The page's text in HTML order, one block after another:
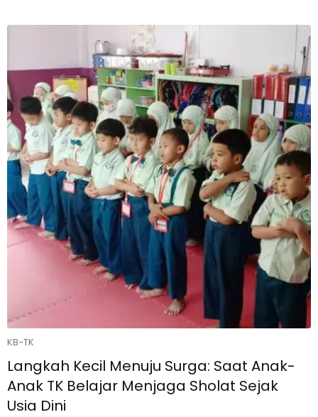
KB-TK
Langkah Kecil Menuju Surga: Saat Anak-
Anak TK Belajar Menjaga Sholat Sejak
Usia Dini